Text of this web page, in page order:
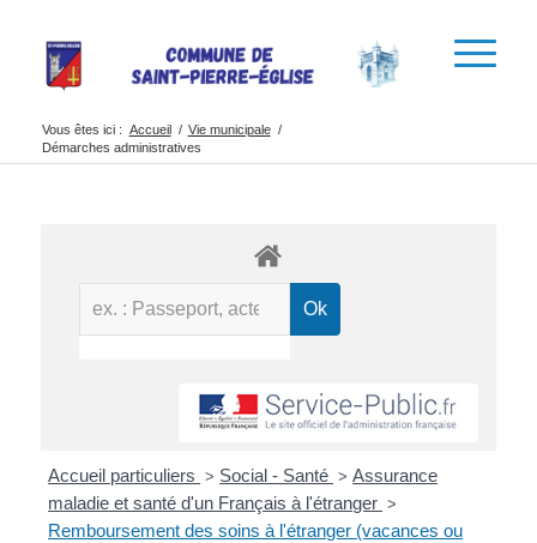
Vous êtes ici : Accueil / Vie municipale /
Démarches administratives
Accueil particuliers > Social - Santé > Assurance
maladie et santé d'un Français à l'étranger >
Remboursement des soins à l'étranger (vacances ou